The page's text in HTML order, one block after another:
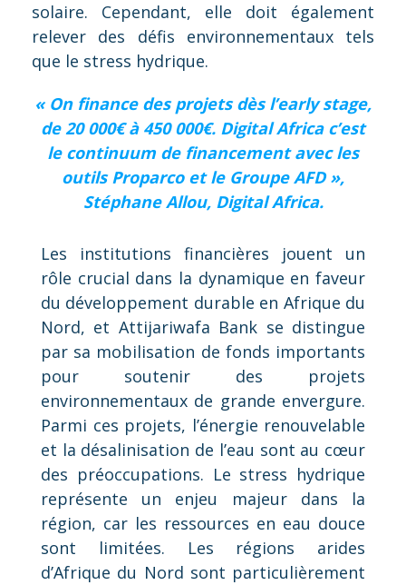
solaire. Cependant, elle doit également
relever des défis environnementaux tels
que le stress hydrique.
« On finance des projets dès l’early stage,
de 20 000€ à 450 000€. Digital Africa c’est
le continuum de financement avec les
outils Proparco et le Groupe AFD »,
Stéphane Allou, Digital Africa.
Les institutions financières jouent un
rôle crucial dans la dynamique en faveur
du développement durable en Afrique du
Nord, et Attijariwafa Bank se distingue
par sa mobilisation de fonds importants
pour soutenir des projets
environnementaux de grande envergure.
Parmi ces projets, l’énergie renouvelable
et la désalinisation de l’eau sont au cœur
des préoccupations. Le stress hydrique
représente un enjeu majeur dans la
région, car les ressources en eau douce
sont limitées. Les régions arides
d’Afrique du Nord sont particulièrement